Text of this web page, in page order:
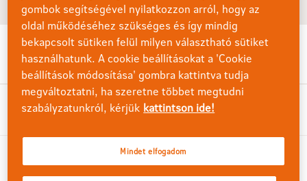
Dokumentum neve
'A'' jelű Eszközalap-tájékoztató-202507
25
119 jelűrendszeres díjas, befektetési eg
ységekhez kötött életbiztosítás kiemelt i
gombok segítségével nyilatkozzon arról, hogy az
oldal működéséhez szükséges és így mindig
bekapcsolt sütiken felül milyen választható sütiket
használhatunk. A cookie beállításokat a 'Cookie
beállítások módosítása' gombra kattintva tudja
megváltoztatni, ha szeretne többet megtudni
szabályzatunkról, kérjük kattintson ide!
Mindet elfogadom